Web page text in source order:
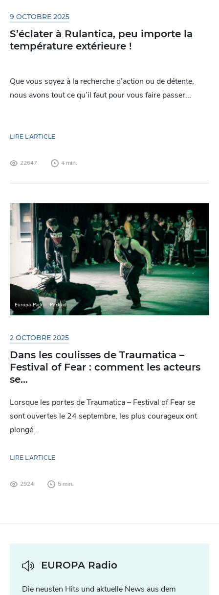
9 OCTOBRE 2025
S’éclater à Rulantica, peu importe la
température extérieure !
Que vous soyez à la recherche d’action ou de détente,
nous avons tout ce qu’il faut pour vous faire passer...
LIRE L'ARTICLE
22647 4 min.
Europa-Park Portrait
2 OCTOBRE 2025
Dans les coulisses de Traumatica –
Festival of Fear : comment les acteurs
se...
Lorsque les portes de Traumatica – Festival of Fear se
sont ouvertes le 24 septembre, les plus courageux ont
plongé...
LIRE L'ARTICLE
2924 5 min.
EUROPA Radio
Die neusten Hits und aktuelle News aus dem